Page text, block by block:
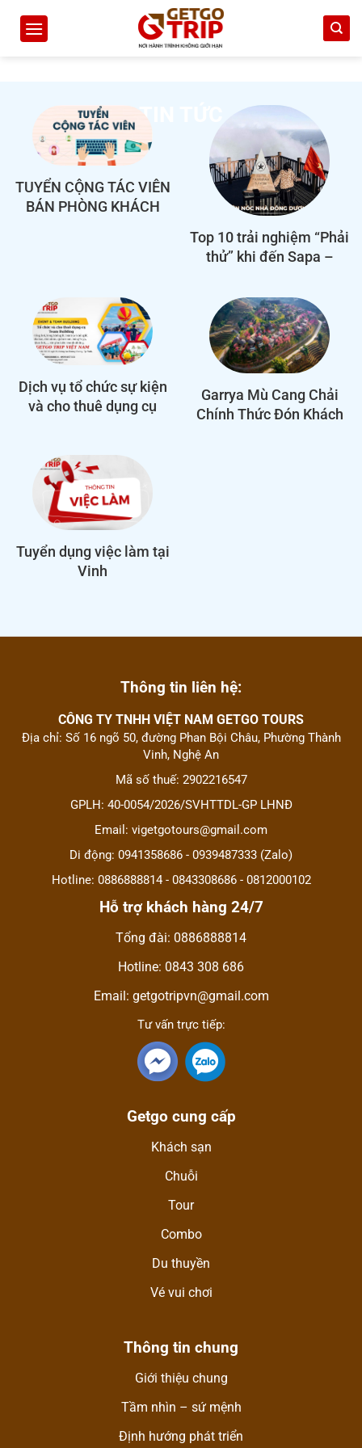
TIN TỨC
TUYỂN CỘNG TÁC VIÊN
BÁN PHÒNG KHÁCH
Top 10 trải nghiệm “Phải
thử” khi đến Sapa –
Núi
Dịch vụ tổ chức sự kiện
và cho thuê dụng cụ
Garrya Mù Cang Chải
Chính Thức Đón Khách
Tuyển dụng việc làm tại
Vinh
Thông tin liên hệ:
CÔNG TY TNHH VIỆT NAM GETGO TOURS
Địa chỉ: Số 16 ngõ 50, đường Phan Bội Châu, Phường Thành
Vinh, Nghệ An
Mã số thuế: 2902216547
GPLH: 40-0054/2026/SVHTTDL-GP LHNĐ
Email: vigetgotours@gmail.com
Di động: 0941358686 - 0939487333 (Zalo)
Hotline: 0886888814 - 0843308686 - 0812000102
Hỗ trợ khách hàng 24/7
Tổng đài: 0886888814
Hotline: 0843 308 686
Email: getgotripvn@gmail.com
Tư vấn trực tiếp:
Getgo cung cấp
Khách sạn
Chuỗi
Tour
Combo
Du thuyền
Vé vui chơi
Thông tin chung
Giới thiệu chung
Tầm nhìn – sứ mệnh
Định hướng phát triển